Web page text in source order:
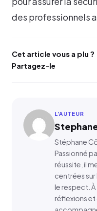
des professionnels
Cet article vous a plu ?
Partagez-le
L'AUTEUR
Stéphane
Passionné
réussite, il
centrées
le respect.
réflexions et